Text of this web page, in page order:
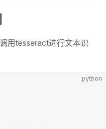
用tesseract进行文本识
python